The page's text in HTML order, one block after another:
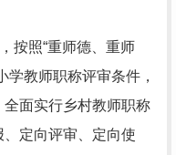
按照“重师德、重师
学教师职称评审条件，
面实行乡村教师职称
定向评审、定向使